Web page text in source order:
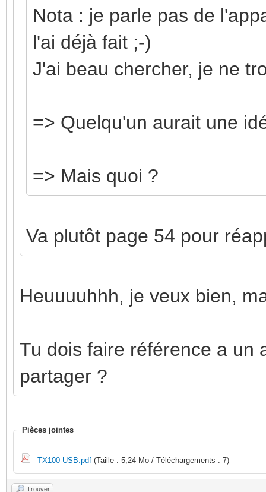
Nota : je parle pas de
l'ai déjà fait ;-)
J'ai beau chercher, je ne
=> Quelqu'un aurait une
=> Mais quoi ?
Va plutôt page 54 pour
Heuuuuhhh, je veux bien,
Tu dois faire référence a un
partager ?
Pièces jointes
TX100-USB.pdf (Taille : 5,24 Mo / Téléchargements : 7)
Trouver